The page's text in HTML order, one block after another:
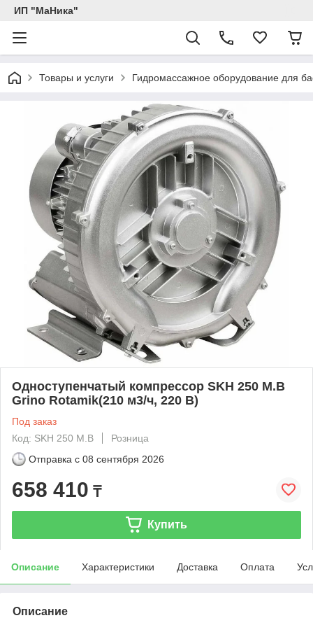
ИП "МаНика"
Товары и услуги Гидромассажное оборудование для
Одноступенчатый компрессор SKH 250 M.B
Grino Rotamik(210 м3/ч, 220 В)
Под заказ
Код: SKH 250 M.B
Розница
Отправка с 08 сентября 2026
658 410 ₸
Купить
Описание Характеристики Доставка Оплата
Описание